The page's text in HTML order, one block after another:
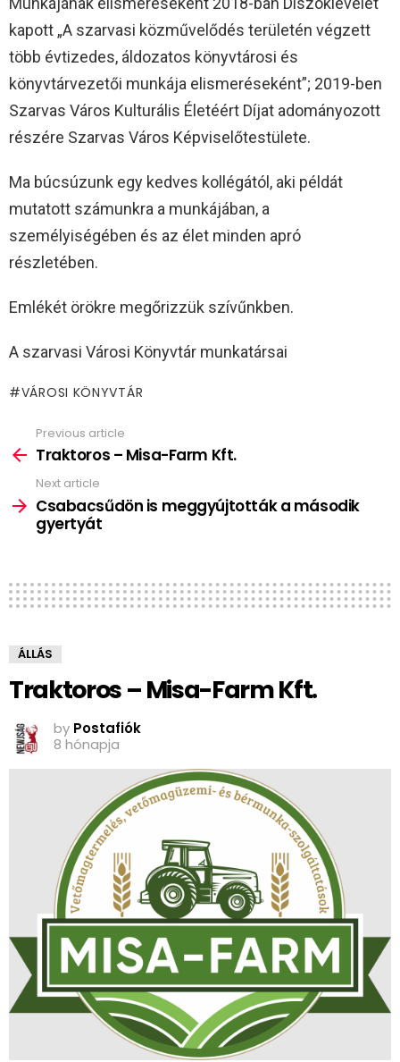
kapott „A szarvasi közművelődés területén végzett
több évtizedes, áldozatos könyvtárosi és
könyvtárvezetői munkája elismeréseként”; 2019-ben
Szarvas Város Kulturális Életéért Díjat adományozott
részére Szarvas Város Képviselőtestülete.
Ma búcsúzunk egy kedves kollégától, aki példát
mutatott számunkra a munkájában, a
személyiségében és az élet minden apró
részletében.
Emlékét örökre megőrizzük szívűnkben.
A szarvasi Városi Könyvtár munkatársai
VÁROSI KÖNYVTÁR
more
Previous article
Traktoros – Misa-Farm Kft.
Next article
Csabacsűdön is meggyújtották a második
gyertyát
ÁLLÁS
Traktoros – Misa-Farm Kft.
by Postafiók
8 hónapja